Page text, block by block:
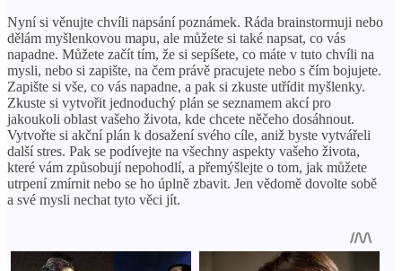
Nyní si věnujte chvíli napsání poznámek. Ráda brainstormuji nebo
dělám myšlenkovou mapu, ale můžete si také napsat, co vás
napadne. Můžete začít tím, že si sepíšete, co máte v tuto chvíli na
mysli, nebo si zapište, na čem právě pracujete nebo s čím bojujete.
Zapište si vše, co vás napadne, a pak si zkuste utřídit myšlenky.
Zkuste si vytvořit jednoduchý plán se seznamem akcí pro
jakoukoli oblast vašeho života, kde chcete něčeho dosáhnout.
Vytvořte si akční plán k dosažení svého cíle, aniž byste vytvářeli
další stres. Pak se podívejte na všechny aspekty vašeho života,
které vám způsobují nepohodlí, a přemýšlejte o tom, jak můžete
utrpení zmírnit nebo se ho úplně zbavit. Jen vědomě dovolte sobě
a své mysli nechat tyto věci jít.